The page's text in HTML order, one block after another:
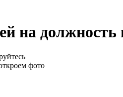
на
фото